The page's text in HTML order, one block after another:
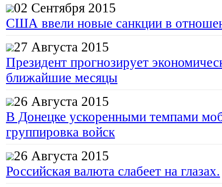
02 Сентября 2015
США ввели новые санкции в
27 Августа 2015
Президент прогнозирует
ближайшие месяцы
26 Августа 2015
В Донецке ускоренными темпами
группировка войск
26 Августа 2015
Российская валюта слабеет на глазах.